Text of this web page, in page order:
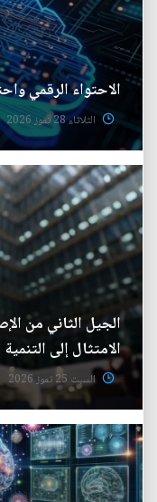
الاحتواء الرقمي
الثلاثاء 28 تموز 2026
الجيل الثاني من
الامتثال إلى التنمية
السبت 25 تموز 2026